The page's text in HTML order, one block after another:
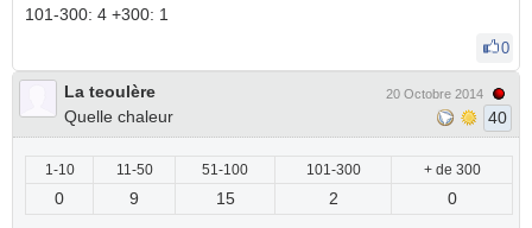
101-300: 4 +300: 1
0
La teoulère
Quelle chaleur
20 Octobre 2014
40
1-10 11-50 51-100 101-300 + de 300
0 9 15 2 0